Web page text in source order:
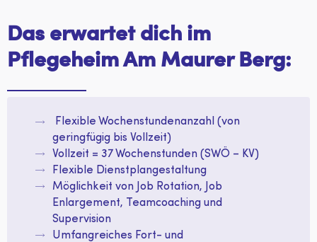
Das erwartet dich im
Pflegeheim Am Maurer Berg:
Flexible Wochenstundenanzahl (von
geringfügig bis Vollzeit)
Vollzeit = 37 Wochenstunden (SWÖ – KV)
Flexible Dienstplangestaltung
Möglichkeit von Job Rotation, Job
Enlargement, Teamcoaching und
Supervision
Umfangreiches Fort- und